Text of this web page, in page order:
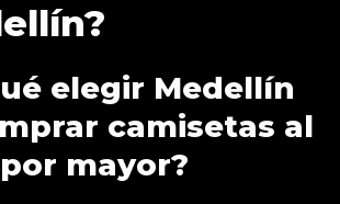
elegir Medellín
camisetas al
por mayor?